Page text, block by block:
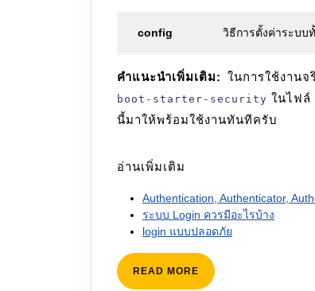
config วิธีการตั้งค่าระบบ
คำแนะนำเพิ่มเติม: ในการใช้งาน
boot-starter-security ในไฟล์
นี้มาให้พร้อมใช้งานทันทีครับ
อ่านเพิ่มเติม
Authentication, Authenticator,
ระบบ Login ควรมีอะไรบ้าง
login แบบปลอดภัย
READ MORE READ
MORE